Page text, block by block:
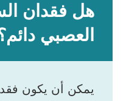
هل فقدان
العصبي
يمكن أن يكون